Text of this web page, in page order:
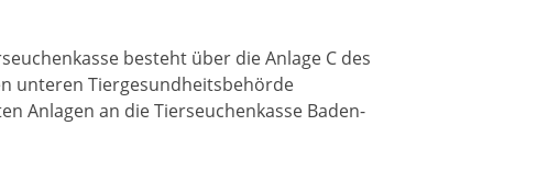
besteht über die Anlage C des
unteren Tiergesundheitsbehörde
Anlagen an die Tierseuchenkasse Baden-